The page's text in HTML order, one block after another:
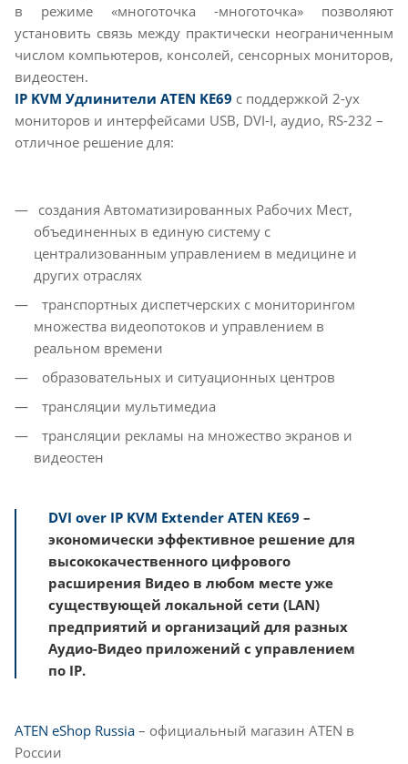
в режиме «многоточка -многоточка» позволяют
установить связь между практически неограниченным
числом компьютеров, консолей, сенсорных мониторов,
видеостен.
IP KVM Удлинители ATEN KE69 с поддержкой 2-ух
мониторов и интерфейсами USB, DVI-I, аудио, RS-232 –
отличное решение для:
создания Автоматизированных Рабочих Мест,
объединенных в единую систему с
централизованным управлением в медицине и
других отраслях
транспортных диспетчерских с мониторингом
множества видеопотоков и управлением в
реальном времени
образовательных и ситуационных центров
трансляции мультимедиа
трансляции рекламы на множество экранов и
видеостен
DVI over IP KVM Extender ATEN KE69 –
экономически эффективное решение для
высококачественного цифрового
расширения Видео в любом месте уже
существующей локальной сети (LAN)
предприятий и организаций для разных
Аудио-Видео приложений с управлением
по IP.
ATEN eShop Russia – официальный магазин ATEN в
России